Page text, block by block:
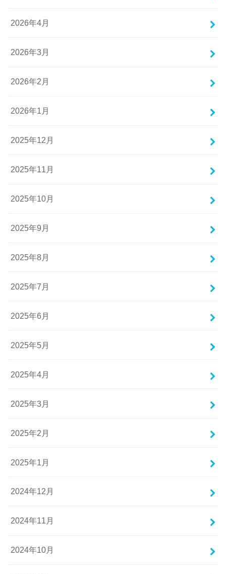
2026年4月
2026年3月
2026年2月
2026年1月
2025年12月
2025年11月
2025年10月
2025年9月
2025年8月
2025年7月
2025年6月
2025年5月
2025年4月
2025年3月
2025年2月
2025年1月
2024年12月
2024年11月
2024年10月